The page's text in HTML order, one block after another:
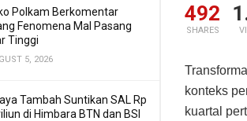
Polkam Berkomentar
Fenomena Mal Pasang
Tinggi
5, 2026
Tambah Suntikan SAL Rp
di Himbara BTN dan BSI
492
SHARES
konteks
kuartal